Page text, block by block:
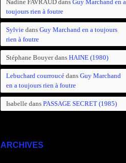
Nadine FAVRAUDdans Guy Marchand en a
toujours rien à foutre
Sylviedans Guy Marchand en a toujours
rien à foutre
Stéphane Bouyerdans HAINE (1980)
Lebuchard courroucédans Guy Marchand
en a toujours rien à foutre
Isabelledans PASSAGE SECRET (1985)
ARCHIVES